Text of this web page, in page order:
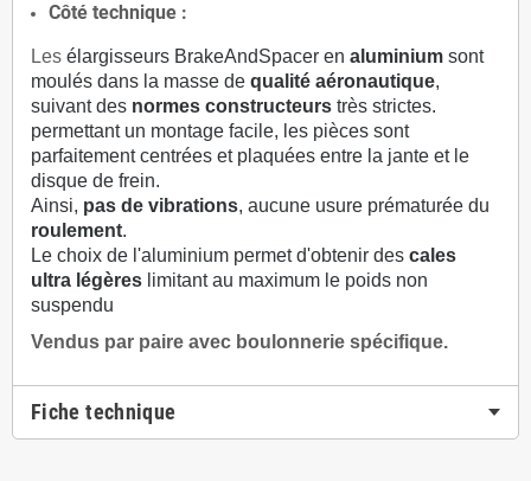
Côté technique :
Les élargisseurs BrakeAndSpacer en aluminium sont
moulés dans la masse de qualité aéronautique,
suivant des normes constructeurs très strictes.
permettant un montage facile, les pièces sont
parfaitement centrées et plaquées entre la jante et le
disque de frein.
Ainsi, pas de vibrations, aucune usure prématurée du
roulement.
Le choix de l'aluminium permet d'obtenir des cales
ultra légères limitant au maximum le poids non
suspendu
Vendus par paire avec boulonnerie spécifique.
Fiche technique